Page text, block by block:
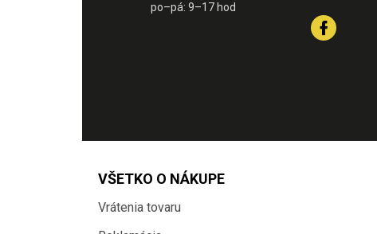
VŠETKO O NÁKUPE
Vrátenia tovaru